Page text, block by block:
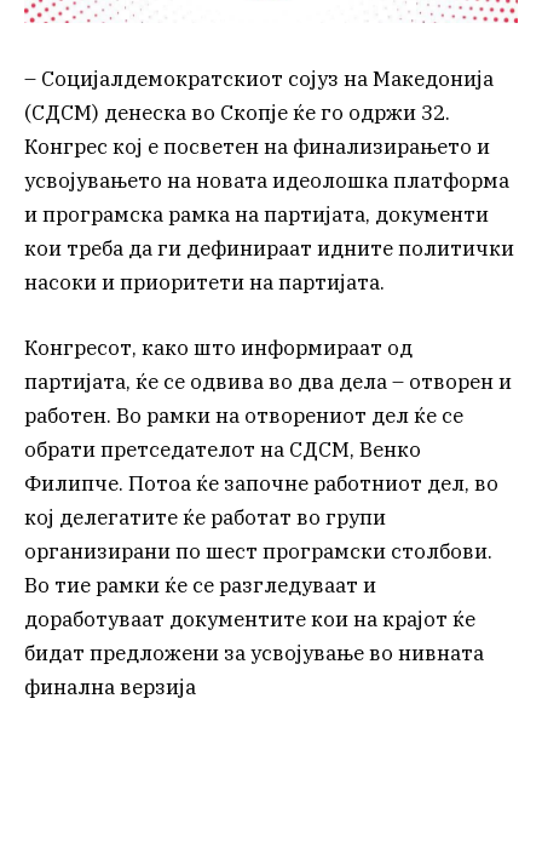
– Социјалдемократскиот сојуз на Македонија
(СДСМ) денеска во Скопје ќе го одржи 32.
Конгрес кој е посветен на финализирањето и
усвојувањето на новата идеолошка платформа
и програмска рамка на партијата, документи
кои треба да ги дефинираат идните политички
насоки и приоритети на партијата.
Конгресот, како што информираат од
партијата, ќе се одвива во два дела – отворен и
работен. Во рамки на отворениот дел ќе се
обрати претседателот на СДСМ, Венко
Филипче. Потоа ќе започне работниот дел, во
кој делегатите ќе работат во групи
организирани по шест програмски столбови.
Во тие рамки ќе се разгледуваат и
доработуваат документите кои на крајот ќе
бидат предложени за усвојување во нивната
финална верзија